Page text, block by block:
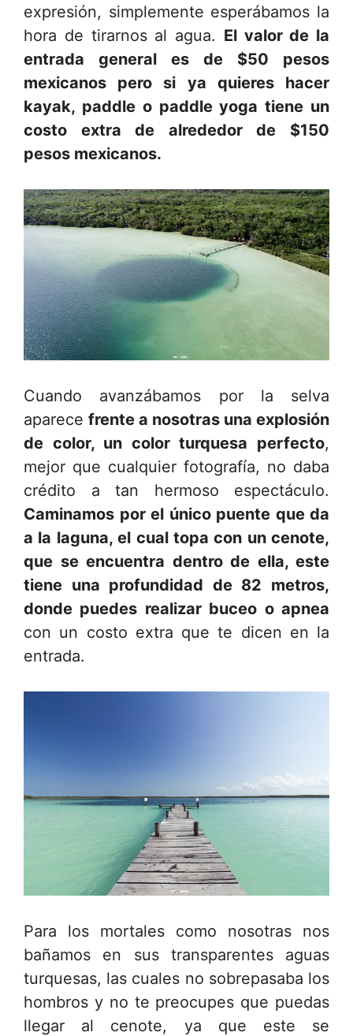
expresión, simplemente esperábamos la
hora de tirarnos al agua. El valor de la
entrada general es de $50 pesos
mexicanos pero si ya quieres hacer
kayak, paddle o paddle yoga tiene un
costo extra de alrededor de $150
pesos mexicanos.
Cuando avanzábamos por la selva
aparece frente a nosotras una explosión
de color, un color turquesa perfecto,
mejor que cualquier fotografía, no daba
crédito a tan hermoso espectáculo.
Caminamos por el único puente que da
a la laguna, el cual topa con un cenote,
que se encuentra dentro de ella, este
tiene una profundidad de 82 metros,
donde puedes realizar buceo o apnea
con un costo extra que te dicen en la
entrada.
Para los mortales como nosotras nos
bañamos en sus transparentes aguas
turquesas, las cuales no sobrepasaba los
hombros y no te preocupes que puedas
llegar al cenote, ya que este se